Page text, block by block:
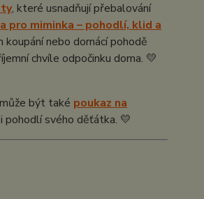
, které usnadňují přebalování
pro miminka – pohodlí, klid a
nebo domácí pohodě
chvíle odpočinku doma. 💛
být také poukaz na
pohodlí svého děťátka. 💛